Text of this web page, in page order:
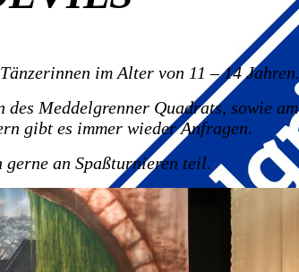
im Alter von 11 – 14 Jahren.
des Meddelgrenner Quadrats, sowie am
gibt es immer wieder Anfragen.
gerne an Spaßturnieren teil.